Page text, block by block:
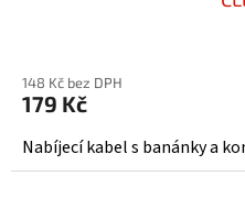
148 Kč bez DPH
179 Kč
Nabíjecí kabel s banánky a